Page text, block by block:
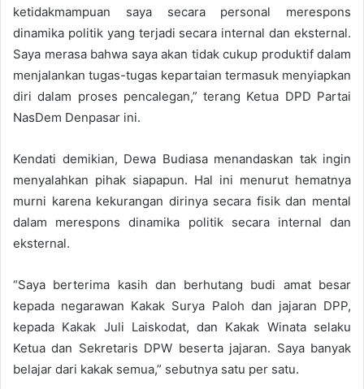
ketidakmampuan saya secara personal merespons
dinamika politik yang terjadi secara internal dan eksternal.
Saya merasa bahwa saya akan tidak cukup produktif dalam
menjalankan tugas-tugas kepartaian termasuk menyiapkan
diri dalam proses pencalegan,” terang Ketua DPD Partai
NasDem Denpasar ini.
Kendati demikian, Dewa Budiasa menandaskan tak ingin
menyalahkan pihak siapapun. Hal ini menurut hematnya
murni karena kekurangan dirinya secara fisik dan mental
dalam merespons dinamika politik secara internal dan
eksternal.
“Saya berterima kasih dan berhutang budi amat besar
kepada negarawan Kakak Surya Paloh dan jajaran DPP,
kepada Kakak Juli Laiskodat, dan Kakak Winata selaku
Ketua dan Sekretaris DPW beserta jajaran. Saya banyak
belajar dari kakak semua,” sebutnya satu per satu.